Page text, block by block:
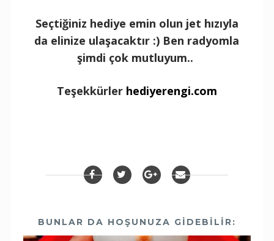
Seçtiğiniz hediye emin olun jet hızıyla
da elinize ulaşacaktır :) Ben radyomla
şimdi çok mutluyum..
Teşekkürler hediyerengi.com
BUNLAR DA HOŞUNUZA GIDEBILIR: